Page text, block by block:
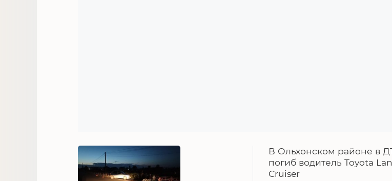
В Ольхонском районе в
погиб водитель Toyota
Cruiser